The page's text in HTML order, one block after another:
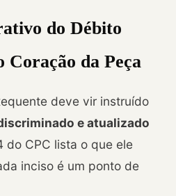
do Débito
da Peça
deve vir instruído
e atualizado
do CPC lista o que ele
inciso é um ponto de